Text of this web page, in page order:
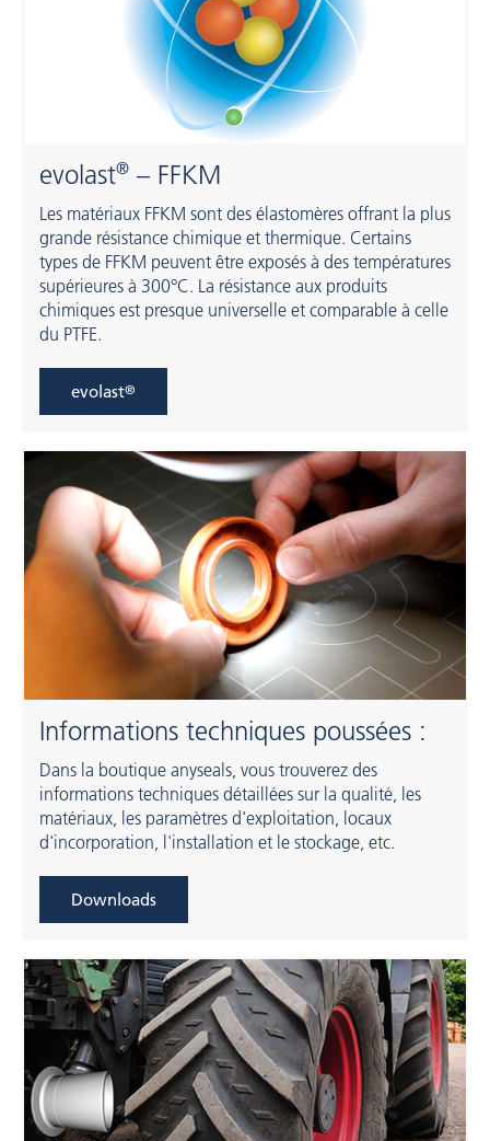
evolast® – FFKM
Les matériaux FFKM sont des élastomères offrant la plus
grande résistance chimique et thermique. Certains
types de FFKM peuvent être exposés à des températures
supérieures à 300°C. La résistance aux produits
chimiques est presque universelle et comparable à celle
du PTFE.
evolast®
Informations techniques poussées :
Dans la boutique anyseals, vous trouverez des
informations techniques détaillées sur la qualité, les
matériaux, les paramètres d'exploitation, locaux
d'incorporation, l'installation et le stockage, etc.
Downloads